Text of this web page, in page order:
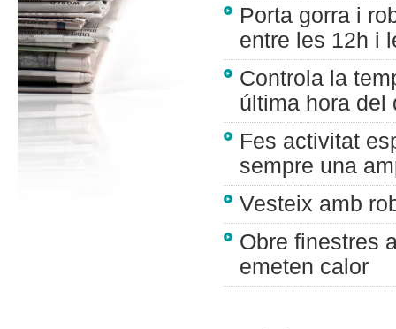
Porta gorra i
entre les 12h i
Controla la
última hora del
Fes activitat
sempre una
Vesteix amb
Obre finestres
emeten calor